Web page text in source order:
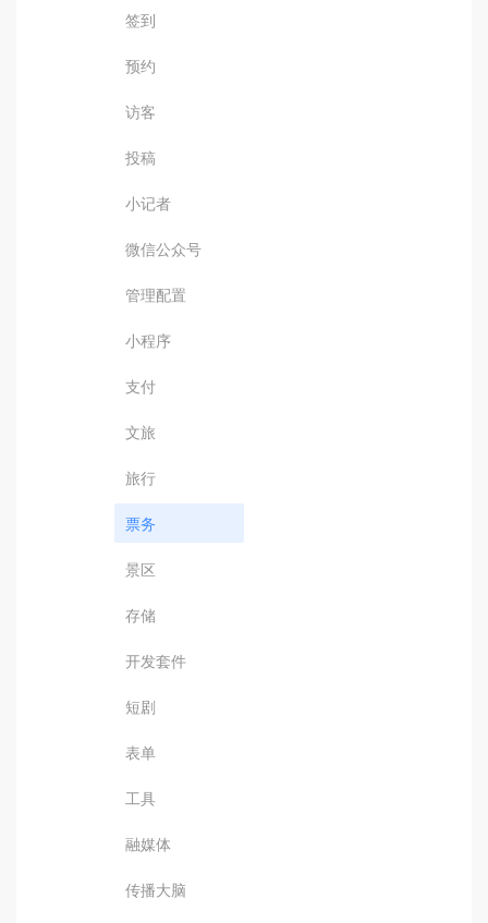
签到
预约
访客
投稿
小记者
微信公众号
管理配置
小程序
支付
文旅
旅行
票务
景区
存储
开发套件
短剧
表单
工具
融媒体
传播大脑